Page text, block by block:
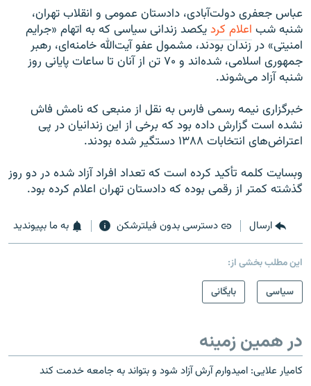
عباس جعفری دولت‌آبادی، دادستان عمومی و انقلاب تهران،
شنبه شب اعلام کردیکصد زندانی سیاسی که به اتهام «جرایم
امنیتی» در زندان بودند، مشمول عفو آیت‌الله خامنه‌ای، رهبر
جمهوری اسلامی، شده‌اند و ۷۰ تن از آنان تا ساعات پایانی روز
شنبه آزاد می‌شوند.
خبرگزاری نیمه رسمی فارس به نقل از منبعی که نامش فاش
نشده است گزارش داده بود که برخی از این زندانیان در پی
اعتراض‌های انتخابات ۱۳۸۸ دستگیر شده بودند.
وبسایت کلمه تأکید کرده است که تعداد افراد آزاد شده در دو روز
گذشته کمتر از رقمی بوده که دادستان تهران اعلام کرده بود.
ارسال دسترسی بدون فیلترشکن به ما بپیوندید
این مطلب بخشی از:
سیاسی
بایگانی
در همین زمینه
کامیار علایی: امیدوارم آرش آزاد شود و بتواند به جامعه خدمت کند